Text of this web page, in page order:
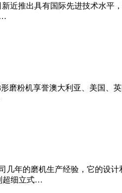
近推出具有国际先进技术水平
…
磨粉机享誉澳大利亚、美国、
几年的磨机生产经验，它的设
超细立式…